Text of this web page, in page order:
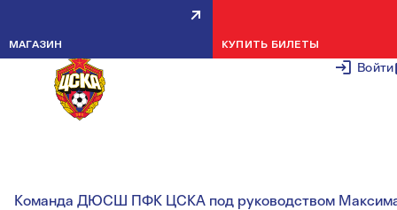
Войти
МАГАЗИН КУПИТЬ БИЛЕТЫ
КОМАНДА 2002 ГОДА
РОЖДЕНИЯ ОТПРАВИЛАСЬ В
КРЫМСК
Команда ДЮСШ ПФК ЦСКА под руководством